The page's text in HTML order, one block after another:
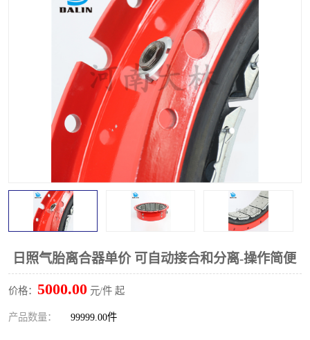
日照气胎离合器单价 可自动接合和分离-操作简便
价格： 5000.00 元/件 起
产品数量： 99999.00件
PO隔膜离合器 气胎离合器
泥浆泵空气包胶囊 气动元件
DY隔膜式离合器 CB离合器
KB离合器 实芯轮胎
联轴器
橡胶件 液力端配件